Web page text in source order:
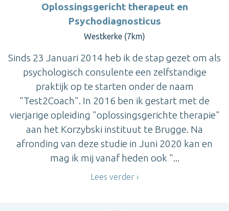
Oplossingsgericht therapeut en
Psychodiagnosticus
Westkerke (7km)
Sinds 23 Januari 2014 heb ik de stap gezet om als
psychologisch consulente een zelfstandige
praktijk op te starten onder de naam
"Test2Coach". In 2016 ben ik gestart met de
vierjarige opleiding "oplossingsgerichte therapie"
aan het Korzybski instituut te Brugge. Na
afronding van deze studie in Juni 2020 kan en
mag ik mij vanaf heden ook "...
Lees verder